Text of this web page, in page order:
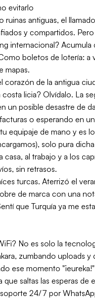
evitarlo
antiguas, el
y compartidos.
internacional? Acumula
boletos de lotería:
mapas.
de la antigua
licia? Olvídalo. La
un posible desastre de
o esperando en
equipaje de mano y es
solo pura
al trabajo y a los
sin retrasos.
turcas. Aterrizó el
de marca con una
que Turquía ya me
No es solo la
zumbando uploads
momento
saltas las esperas de
24/7 por